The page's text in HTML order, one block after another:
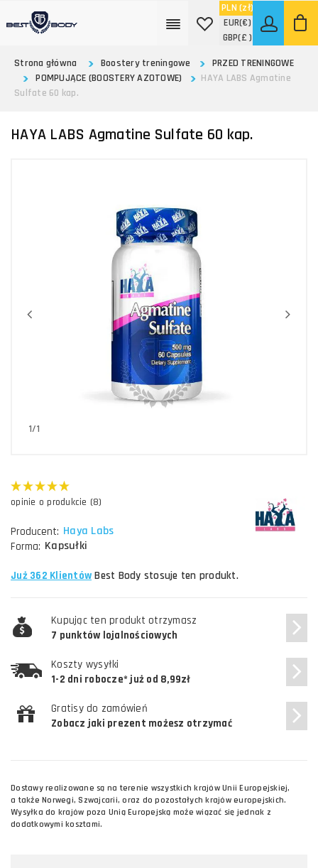
PLN (zł)
EUR(€)
GBP(£ )
Strona główna
Boostery treningowe
PRZED TRENINGOWE
POMPUJĄCE (BOOSTERY AZOTOWE)
HAYA LABS Agmatine
Sulfate 60 kap.
HAYA LABS Agmatine Sulfate 60 kap.
1/1
opinie o produkcie (8)
Producent: Haya Labs
Forma: Kapsułki
Już 362 Klientów Best Body stosuje ten produkt.
Kupując ten produkt otrzymasz
7 punktów lojalnościowych
Koszty wysyłki
1-2 dni robocze* już od 8,99zł
Gratisy do zamówień
Zobacz jaki prezent możesz otrzymać
Dostawy realizowane są na terenie wszystkich krajów Unii Europejskiej,
a także Norwegi, Szwajcarii, oraz do pozostałych krajów europejskich.
Wysyłka do krajów poza Unią Europejską może wiązać się jednak z
dodatkowymi kosztami.